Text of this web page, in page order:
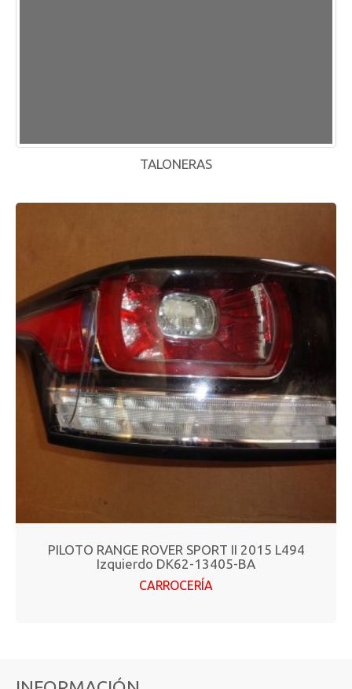
TALONERAS
PILOTO RANGE ROVER SPORT II 2015 L494
Izquierdo DK62-13405-BA
CARROCERÍA